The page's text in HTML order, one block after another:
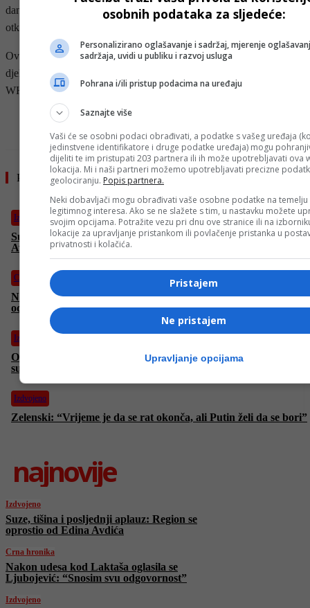
danas reagiraju i osigurati da susjedne zemlje budu spremne za brzo
otkrivanje i djelovanje ako se pojave slučajevi.
Ovo je ozbiljna epidemija i znamo kako je zaustaviti, ali moramo
djelovati brzo i zajedno”, izjavio je novinarima glavni direktor
WHO Tedros Adhanom Ghebreyesus.
- OGLAS -
Pročitajte još
Izdvojeno
Suze, tišina i posljednji aplauz: Region se oprostio od Edina
Avdića
Crna hronika
Nakon udesa kod Laktaša oglasila se Ljubojević: “Snosim svu
odgovornost”
Izdvojeno
Otac sedmomjesečne bebe ubijene u izraelskoj pucnjavi: “Jasno
su vidjeli djecu u autu”
Izdvojeno
Zelenski: “Vrijeme je da se rat okonča, ali Putin želi da se bori”
najnovije
Izdvojeno
Suze, tišina i posljednji aplauz: Region se
oprostio od Edina Avdića
Crna hronika
Nakon udesa kod Laktaša oglasila se
Ljubojević: “Snosim svu odgovornost”
Izdvojeno
osobnih podataka za sljedeće:
Personalizirano oglašavanje i sadržaj, mjerenje
sadržaja, uvidi u publiku i razvoj usluga
Pohrana i/ili pristup podacima na uređaju
Saznajte više
Vaši će se osobni podaci obrađivati, a podatke s vašeg uređaja
jedinstvene identifikatore i druge podatke uređaja) mogu
dijeliti te im pristupati 203 partnera ili ih može upotrebljavati ova
lokacija. Mi i naši partneri možemo upotrebljavati precizne
geolociranju. Popis partnera.
Neki dobavljači mogu obrađivati vaše osobne podatke na temelju
legitimnog interesa. Ako se ne slažete s tim, u nastavku možete
svojim opcijama. Potražite vezu pri dnu ove stranice ili na
lokacije za upravljanje pristankom ili povlačenje pristanka u
privatnosti i kolačića.
Pristajem
Ne pristajem
Upravljanje opcijama